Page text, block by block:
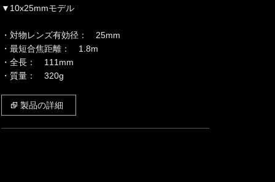
▼10x25mmモデル
・対物レンズ有効径： 25mm
・最短合焦距離： 1.8m
・全長： 111mm
・質量： 320g
製品の詳細